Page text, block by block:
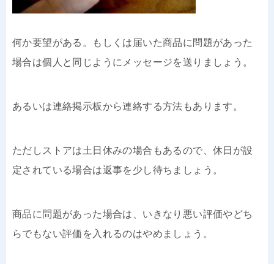
何か要望がある。もしくは届いた商品に問題があった
場合は個人と同じようにメッセージを送りましょう。
あるいは連絡掲示板から連絡する方法もあります。
ただしストアは土日休みの場合もあるので、休日が設
定されている場合は返事を少し待ちましょう。
商品に問題があった場合は、いきなり悪い評価やどち
らでもない評価を入れるのはやめましょう。